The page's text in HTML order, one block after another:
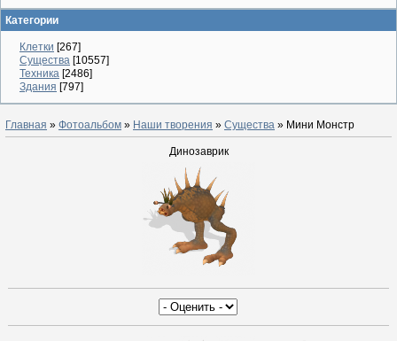
Категории
Клетки [267]
Существа [10557]
Техника [2486]
Здания [797]
Главная » Фотоальбом » Наши творения » Существа » Мини Монстр
Динозаврик